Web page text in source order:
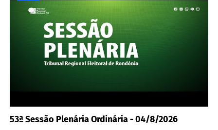
53ª Sessão Plenária Ordinária - 04/8/2026